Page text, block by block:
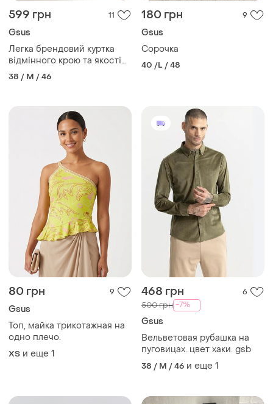
599 грн 11
Gsus
Легка брендовий куртка
відмінного крою та якості
gsus
38 / M / 46
180 грн 9
Gsus
Сорочка
40 /L / 48
80 грн 9
Gsus
Топ, майка трикотажная на
одно плечо.
ХS и еще 1
468 грн 6
500 грн -7%
Gsus
Вельветовая рубашка на
пуговицах. цвет хаки. gsb
38 / M / 46 и еще 1